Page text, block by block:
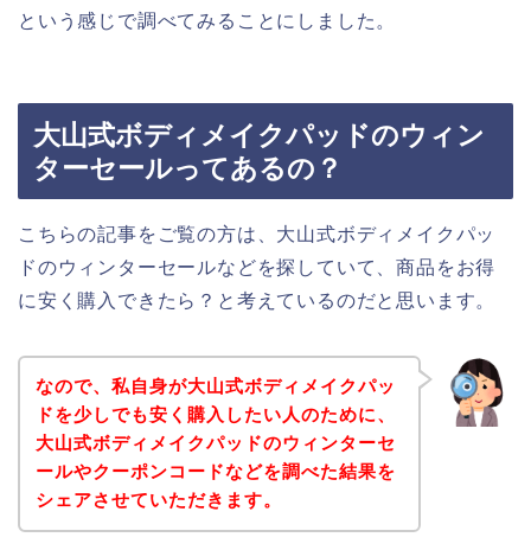
という感じで調べてみることにしました。
大山式ボディメイクパッドのウィン
ターセールってあるの？
こちらの記事をご覧の方は、大山式ボディメイクパッ
ドのウィンターセールなどを探していて、商品をお得
に安く購入できたら？と考えているのだと思います。
なので、私自身が大山式ボディメイクパッ
ドを少しでも安く購入したい人のために、
大山式ボディメイクパッドのウィンターセ
ールやクーポンコードなどを調べた結果を
シェアさせていただきます。